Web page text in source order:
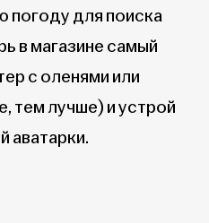
погоду для поиска
в магазине самый
с оленями или
тем лучше) и устрой
аватарки.